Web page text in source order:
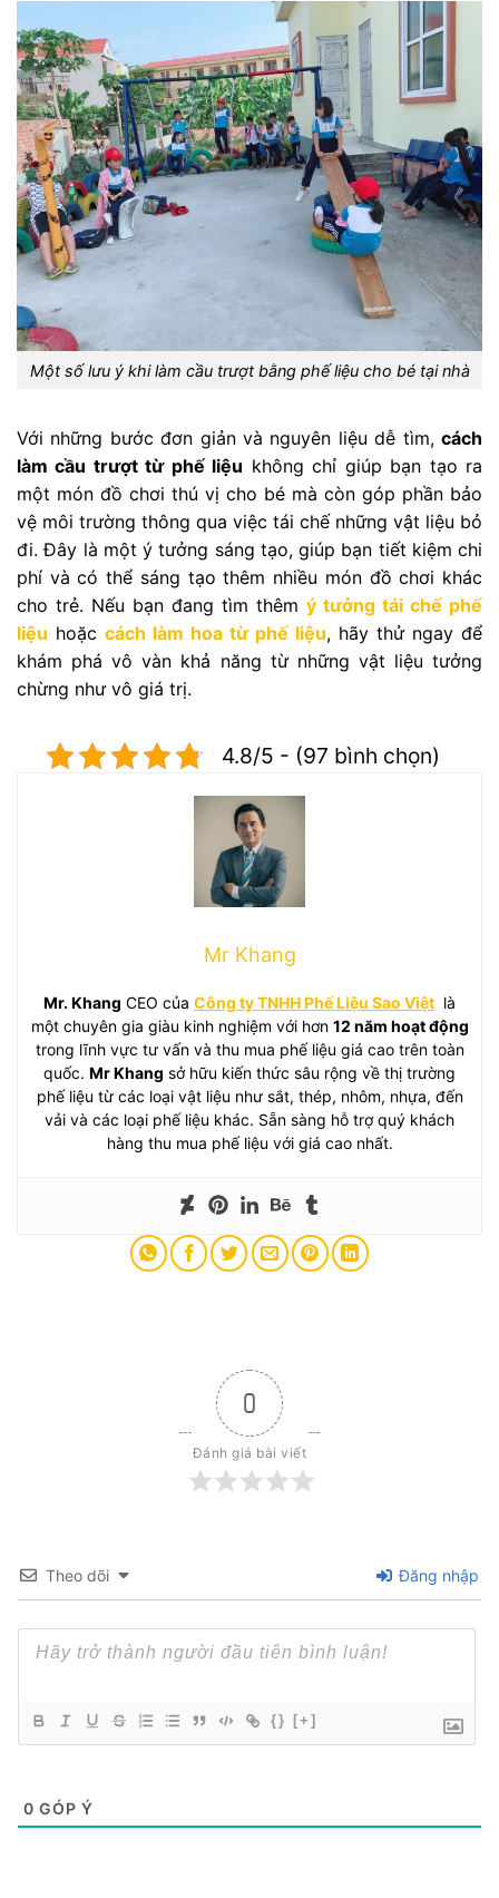
Một số lưu ý khi làm cầu trượt bằng phế liệu cho bé tại nhà
Với những bước đơn giản và nguyên liệu dễ tìm, cách
làm cầu trượt từ phế liệu không chỉ giúp bạn tạo ra
một món đồ chơi thú vị cho bé mà còn góp phần bảo
vệ môi trường thông qua việc tái chế những vật liệu bỏ
đi. Đây là một ý tưởng sáng tạo, giúp bạn tiết kiệm chi
phí và có thể sáng tạo thêm nhiều món đồ chơi khác
cho trẻ. Nếu bạn đang tìm thêm ý tưởng tái chế phế
liệu hoặc cách làm hoa từ phế liệu, hãy thử ngay để
khám phá vô vàn khả năng từ những vật liệu tưởng
chừng như vô giá trị.
4.8/5 - (97 bình chọn)
Mr Khang
Mr. Khang CEO của Công ty TNHH Phế Liệu Sao Việt là
một chuyên gia giàu kinh nghiệm với hơn 12 năm hoạt động
trong lĩnh vực tư vấn và thu mua phế liệu giá cao trên toàn
quốc. Mr Khang sở hữu kiến thức sâu rộng về thị trường
phế liệu từ các loại vật liệu như sắt, thép, nhôm, nhựa, đến
vải và các loại phế liệu khác. Sẵn sàng hỗ trợ quý khách
hàng thu mua phế liệu với giá cao nhất.
0
Đánh giá bài viết
Theo dõi Đăng nhập
{} [+]
0 GÓP Ý